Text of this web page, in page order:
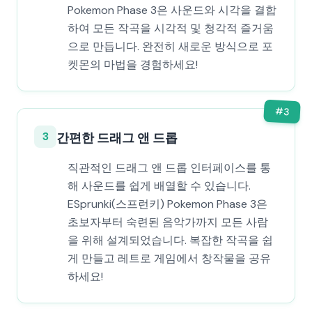
Pokemon Phase 3은 사운드와 시각을 결합
하여 모든 작곡을 시각적 및 청각적 즐거움
으로 만듭니다. 완전히 새로운 방식으로 포
켓몬의 마법을 경험하세요!
#3
3 간편한 드래그 앤 드롭
직관적인 드래그 앤 드롭 인터페이스를 통
해 사운드를 쉽게 배열할 수 있습니다.
ESprunki(스프런키) Pokemon Phase 3은
초보자부터 숙련된 음악가까지 모든 사람
을 위해 설계되었습니다. 복잡한 작곡을 쉽
게 만들고 레트로 게임에서 창작물을 공유
하세요!